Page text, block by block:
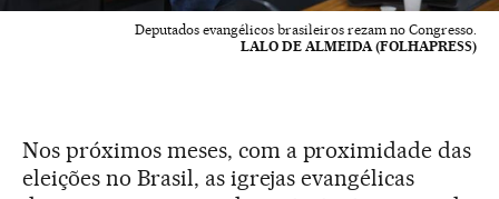
Deputados evangélicos brasileiros rezam no Congresso.
LALO DE ALMEIDA (FOLHAPRESS)
Nos próximos meses, com a proximidade das
eleições no Brasil, as igrejas evangélicas